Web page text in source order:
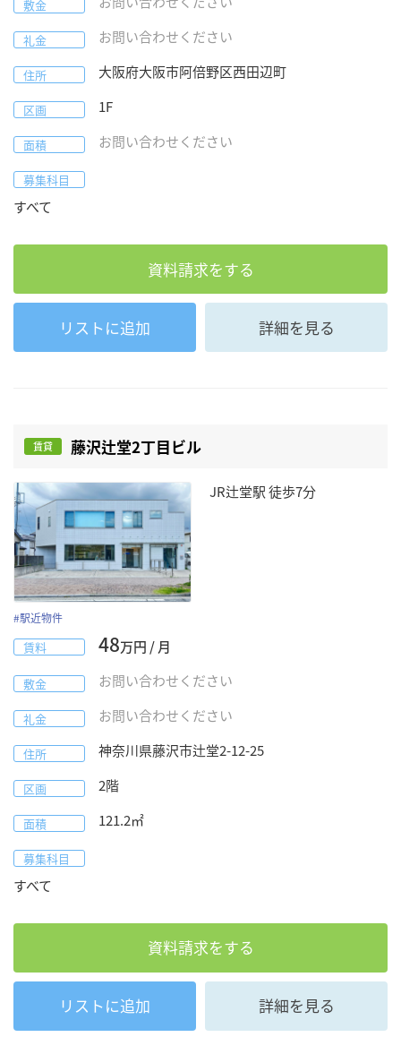
敷金
礼金 お問い合わせください
住所 大阪府大阪市阿倍野区西田辺町
区画 1F
面積 お問い合わせください
募集科目
すべて
資料請求をする
リストに追加 詳細を見る
賃貸 藤沢辻堂2丁目ビル
JR辻堂駅 徒歩7分
#駅近物件
賃料 48万円 / 月
敷金 お問い合わせください
礼金 お問い合わせください
住所 神奈川県藤沢市辻堂2-12-25
区画 2階
面積 121.2㎡
募集科目
すべて
資料請求をする
リストに追加 詳細を見る